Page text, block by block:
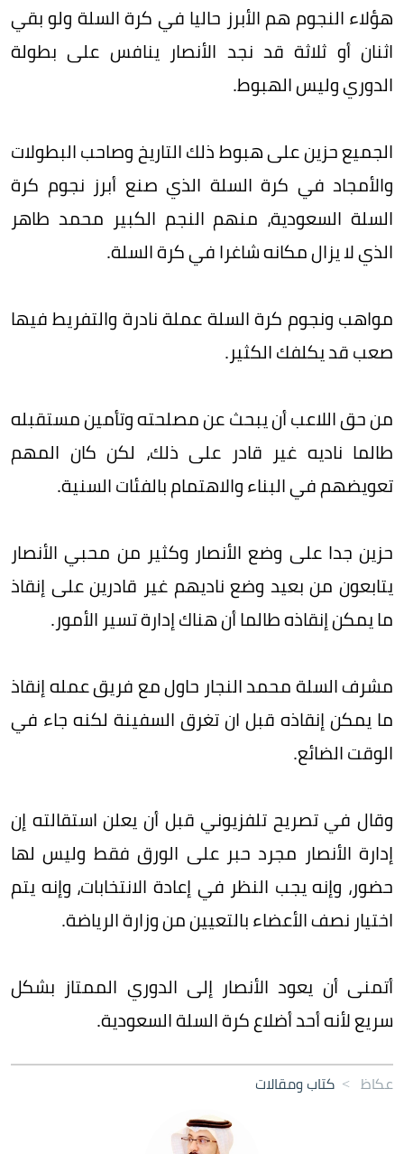
هؤلاء النجوم هم الأبرز حاليا في كرة السلة ولو بقي
اثنان أو ثلاثة قد نجد الأنصار ينافس على بطولة
الدوري وليس الهبوط.
الجميع حزين على هبوط ذلك التاريخ وصاحب البطولات
والأمجاد في كرة السلة الذي صنع أبرز نجوم كرة
السلة السعودية، منهم النجم الكبير محمد طاهر
الذي لا يزال مكانه شاغرا في كرة السلة.
مواهب ونجوم كرة السلة عملة نادرة والتفريط فيها
صعب قد يكلفك الكثير.
من حق اللاعب أن يبحث عن مصلحته وتأمين مستقبله
طالما ناديه غير قادر على ذلك، لكن كان المهم
تعويضهم في البناء والاهتمام بالفئات السنية.
حزين جدا على وضع الأنصار وكثير من محبي الأنصار
يتابعون من بعيد وضع ناديهم غير قادرين على إنقاذ
ما يمكن إنقاذه طالما أن هناك إدارة تسير الأمور.
مشرف السلة محمد النجار حاول مع فريق عمله إنقاذ
ما يمكن إنقاذه قبل ان تغرق السفينة لكنه جاء في
الوقت الضائع.
وقال في تصريح تلفزيوني قبل أن يعلن استقالته إن
إدارة الأنصار مجرد حبر على الورق فقط وليس لها
حضور، وإنه يجب النظر في إعادة الانتخابات، وإنه يتم
اختيار نصف الأعضاء بالتعيين من وزارة الرياضة.
أتمنى أن يعود الأنصار إلى الدوري الممتاز بشكل
سريع لأنه أحد أضلاع كرة السلة السعودية.
عكاظ > كتاب ومقالات